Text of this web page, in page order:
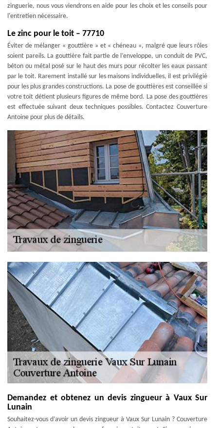
zinguerie, nous vous viendrons en aide pour les choix et les conseils pour
l'entretien nécessaire.
Le zinc pour le toit – 77710
Éviter de mélanger « gouttière » et « chéneau », malgré que leurs rôles
soient pareils. La gouttière fait partie de l’enveloppe, un conduit de PVC,
béton ou métal posé sur le haut des murs pour récolter les eaux passant
par le toit. Rarement installé sur les maisons individuelles, il est privilégié
pour les plus grandes constructions. La pose de gouttières est conseillée si
votre toit détient plusieurs figures de même bord. La pose des gouttières
est effectuée suivant deux techniques possibles. Contactez Couverture
Antoine pour plus de détails.
Demandez et obtenez un devis zingueur à Vaux Sur
Lunain
Souhaitez-vous d’avoir un devis zingueur à Vaux Sur Lunain ? Couverture